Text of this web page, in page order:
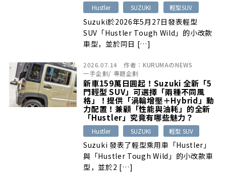
Hustler SUZUKI 輕型SUV
Suzuki於2026年5月27日發表輕型
SUV「Hustler Tough Wild」的小改款
車型，並於同日 […]
2026.07.14 作者： KURUMAのNEWS
一手企劃/ 專題企劃
新車159萬日圓起！Suzuki 全新「5
門輕型 SUV」可選擇「兩種不同風
格」！提供「渦輪增壓＋Hybrid」動
力配置！兼顧「性能與油耗」的全新
「Hustler」究竟有哪些魅力？
Hustler SUZUKI 輕型 SUV
Suzuki 發表了輕型乘用車「Hustler」
與「Hustler Tough Wild」的小改款車
型，並於2 […]